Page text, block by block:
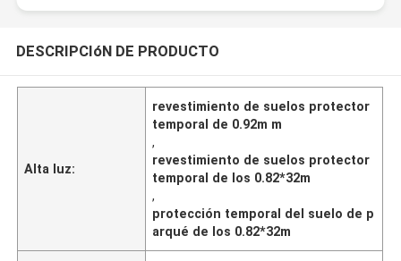
DESCRIPCIóN DE PRODUCTO
Alta luz:
revestimiento de suelos protector
temporal de 0.92m m
,
revestimiento de suelos protector
temporal de los 0.82*32m
,
protección temporal del suelo de p
arqué de los 0.82*32m